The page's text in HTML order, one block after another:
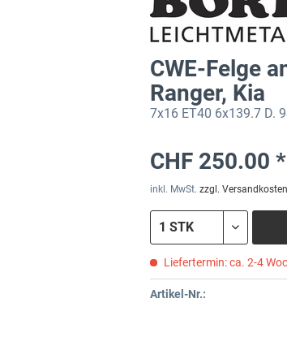
CWE-Felge
Ranger, Kia
7x16 ET40 6x139.7 D.
CHF 250.00 *
inkl. MwSt. zzgl. Versandkosten
Liefertermin: ca. 2-4
Artikel-Nr.: